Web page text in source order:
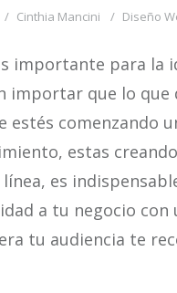
Cinthia Mancini Diseño
importante para la
importar que lo que
estés comenzando
estas
es
a tu negocio con
tu audiencia te